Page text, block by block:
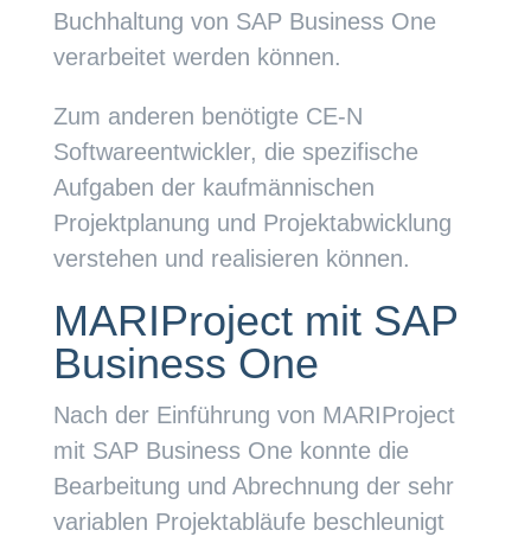
Buchhaltung von SAP Business One
verarbeitet werden können.
Zum anderen benötigte CE-N
Softwareentwickler, die spezifische
Aufgaben der kaufmännischen
Projektplanung und Projektabwicklung
verstehen und realisieren können.
MARIProject mit SAP
Business One
Nach der Einführung von MARIProject
mit SAP Business One konnte die
Bearbeitung und Abrechnung der sehr
variablen Projektabläufe beschleunigt